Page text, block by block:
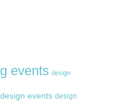
events design
design events design